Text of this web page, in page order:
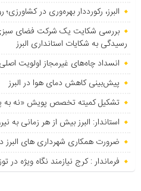
البرز، رکورددار بهره‌وری در
بررسی شکایت یک شرکت فضای
رسیدگی به شکایات استانداری البرز
انسداد چاه‌های غیرمجاز اولویت
پیش‌بینی کاهش دمای هوا در البرز
تشکیل کمیته تخصص پویش «نه به
استاندار: البرز بیش از هر زمانی به
ضرورت همکاری شهرداری های البرز
فرماندار : کرج نیازمند نگاه ویژه در